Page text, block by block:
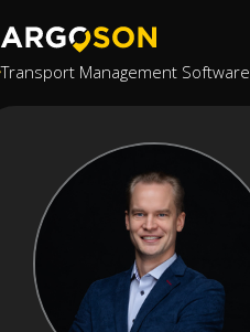
Transport Management Software